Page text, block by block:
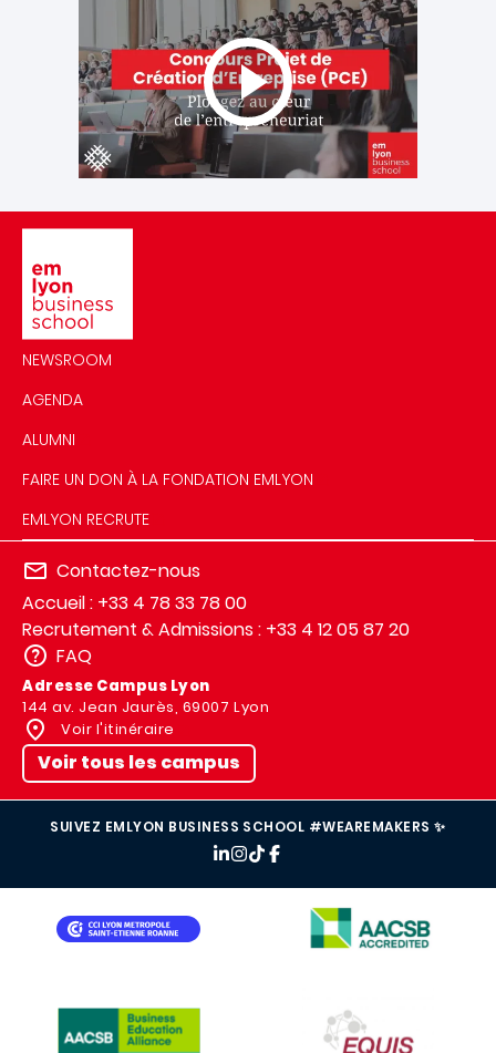
NEWSROOM
AGENDA
ALUMNI
FAIRE UN DON À LA FONDATION EMLYON
EMLYON RECRUTE
Contactez-nous
Accueil : +33 4 78 33 78 00
Recrutement & Admissions : +33 4 12 05 87 20
FAQ
Adresse Campus Lyon
144 av. Jean Jaurès, 69007 Lyon
Voir l'itinéraire
Voir tous les campus
SUIVEZ EMLYON BUSINESS SCHOOL #WEAREMAKERS ✨
IMAGE